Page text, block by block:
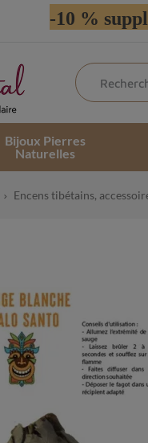
-10 %
Bijoux Pierres
Naturelles
Encens tibétains,